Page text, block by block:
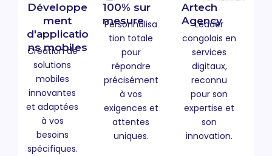
Développe
ment
d'applicatio
ns mobiles
Création de
solutions
mobiles
innovantes
et adaptées
à vos
besoins
spécifiques.
100% sur
mesure
Personnalisa
tion totale
pour
répondre
précisément
à vos
exigences et
attentes
uniques.
Artech
Agency
Leader
congolais en
services
digitaux,
reconnu
pour son
expertise et
son
innovation.